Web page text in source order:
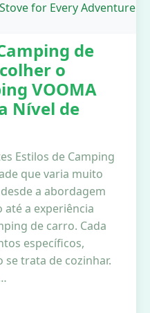
de
o
VOOMA
Nível de
Estilos de Camping
que varia muito
a abordagem
a experiência
de carro. Cada
específicos,
trata de cozinhar.